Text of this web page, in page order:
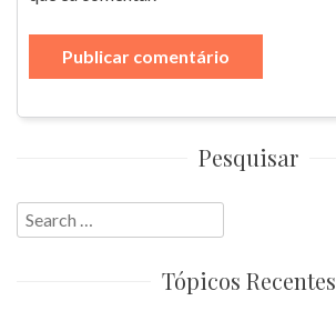
Pesquisar
Search
for:
Tópicos Recentes